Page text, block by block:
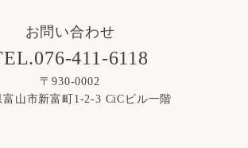
お問い合わせ
411-6118
〒930-0002
富山市新富町1-2-3 CiCビル一階